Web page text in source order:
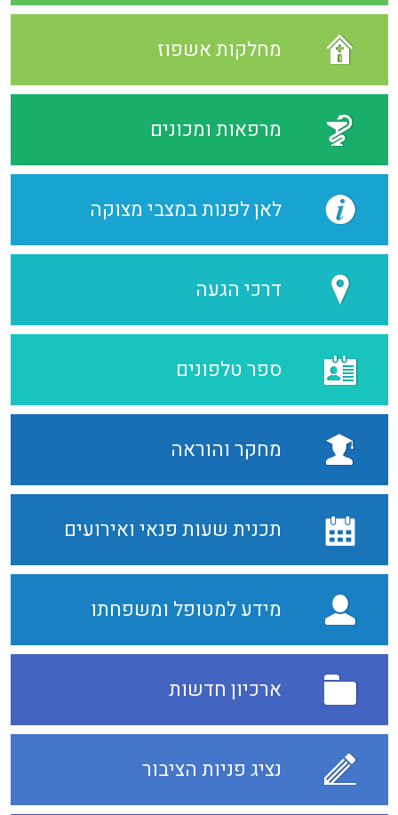
מחלקות אשפוז
מרפאות ומכונים
לאן לפנות במצבי מצוקה
דרכי הגעה
ספר טלפונים
מחקר והוראה
תכנית שעות פנאי ואירועים
מידע למטופל ומשפחתו
ארכיון חדשות
נציג פניות הציבור